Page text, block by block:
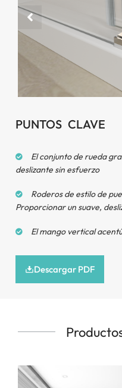
PUNTOS CLAVE
El conjunto de rueda
deslizante sin esfuerzo
Roderos de estilo de
Proporcionar un suave,
El mango vertical
Descargar PDF